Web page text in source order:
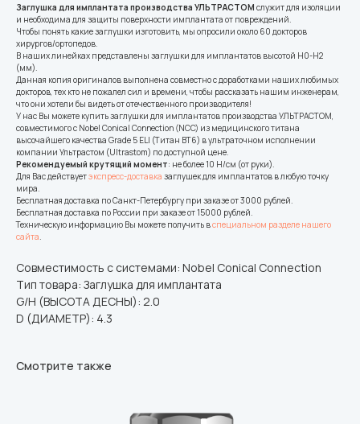
Заглушка для имплантата производства УЛЬТРАСТОМ служит для изоляции
и необходима для защиты поверхности имплантата от повреждений.
Чтобы понять какие заглушки изготовить, мы опросили около 60 докторов
хирургов/ортопедов.
В наших линейках представлены заглушки для имплантатов высотой Н0-Н2
(мм).
Данная копия оригиналов выполнена совместно с доработками наших любимых
докторов, тех кто не пожалел сил и времени, чтобы рассказать нашим инженерам,
что они хотели бы видеть от отечественного производителя!
У нас Вы можете купить заглушки для имплантатов производства УЛЬТРАСТОМ,
совместимого с Nobel Conical Connection (NCC) из медицинского титана
высочайшего качества Grade 5 ELI (Титан ВТ6) в ультраточном исполнении
компании Ультрастом (Ultrastom) по доступной цене.
Рекомендуемый крутящий момент: не более 10 Н/см (от руки).
Для Вас действуетэкспресс-доставка заглушек для имплантатов в любую точку
мира.
Бесплатная доставка по Санкт-Петербургу при заказе от 3000 рублей.
Бесплатная доставка по России при заказе от 15000 рублей.
Техническую информацию Вы можете получить вспециальном разделе нашего
сайта.
Совместимость с системами: Nobel Conical Connection
Тип товара: Заглушка для имплантата
G/H (ВЫСОТА ДЕСНЫ): 2.0
D (ДИАМЕТР): 4.3
Смотрите также